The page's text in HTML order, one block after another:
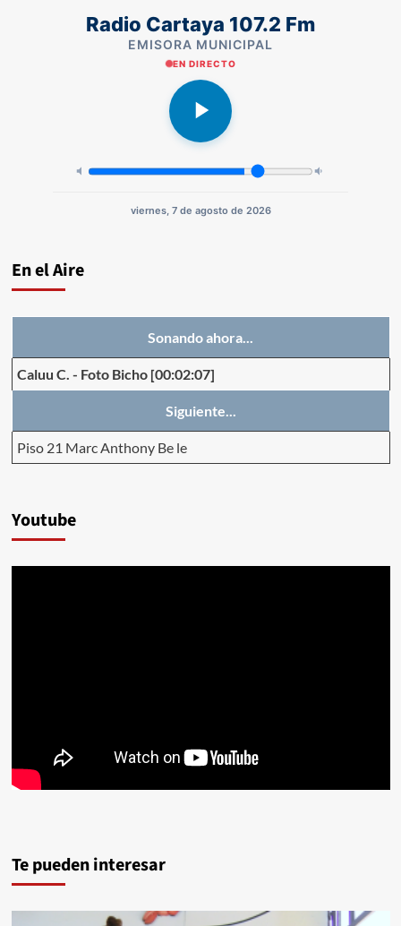
Radio Cartaya 107.2 Fm
EMISORA MUNICIPAL
EN DIRECTO
viernes, 7 de agosto de 2026
En el Aire
Sonando ahora...
Caluu C. - Foto Bicho [00:02:07]
Siguiente...
Piso 21 Marc Anthony Be le
Youtube
Te pueden interesar